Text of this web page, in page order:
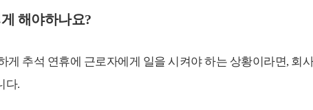
해야하나요?
게 추석 연휴에 근로자에게 일을 시켜야 하는 상황이라면, 회
다.